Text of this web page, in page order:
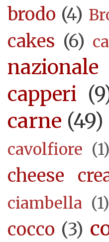
brodo (4)
cakes (6)
capperi
carne (49)
cavolfiore (1)
cheese
ciambella (1)
cocco (3)